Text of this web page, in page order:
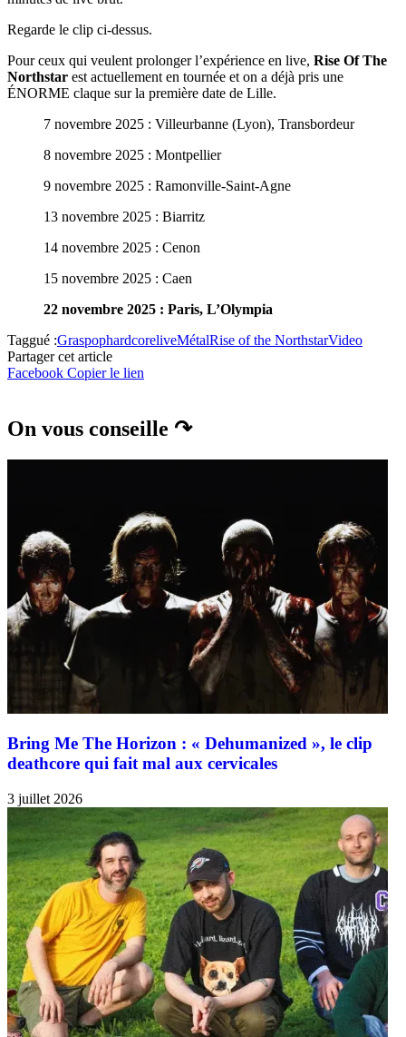
Regarde le clip ci-dessus.
Pour ceux qui veulent prolonger l’expérience en live, Rise Of The
Northstar est actuellement en tournée et on a déjà pris une
ÉNORME claque sur la première date de Lille.
7 novembre 2025 : Villeurbanne (Lyon), Transbordeur
8 novembre 2025 : Montpellier
9 novembre 2025 : Ramonville-Saint-Agne
13 novembre 2025 : Biarritz
14 novembre 2025 : Cenon
15 novembre 2025 : Caen
22 novembre 2025 : Paris, L’Olympia
Taggué :GraspophardcoreliveMétalRise of the NorthstarVideo
Partager cet article
Facebook Copier le lien
On vous conseille ↷
Bring Me The Horizon : « Dehumanized », le clip
deathcore qui fait mal aux cervicales
3 juillet 2026